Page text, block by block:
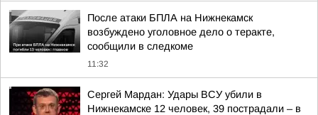
После атаки БПЛА на Нижнекамск
возбуждено уголовное дело о теракте,
сообщили в следкоме
11:32
Сергей Мардан: Удары ВСУ убили в
Нижнекамске 12 человек, 39 пострадали – в